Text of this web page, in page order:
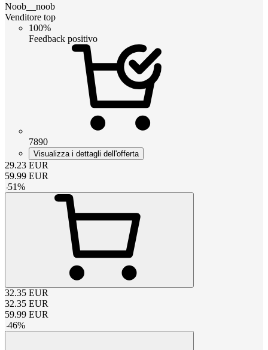
Noob__noob
Venditore top
100%
Feedback positivo
7890
Visualizza i dettagli dell'offerta
29.23 EUR
59.99 EUR
-51%
32.35 EUR
32.35 EUR
59.99 EUR
-46%